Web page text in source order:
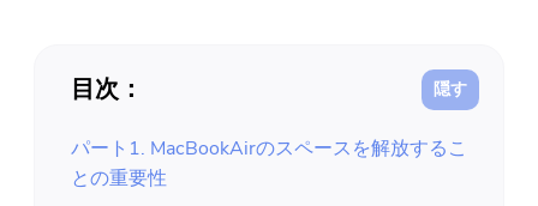
目次：
パート1. MacBookAirのスペースを解放するこ
との重要性